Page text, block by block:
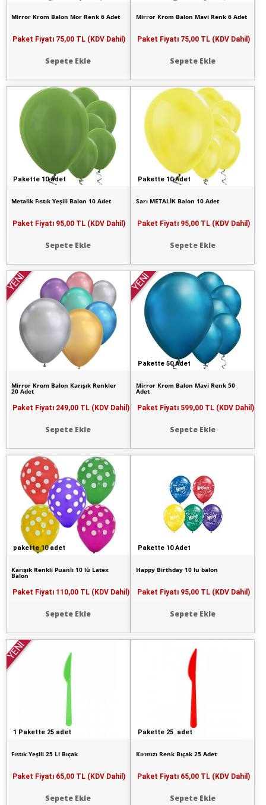
Mirror Krom Balon Mor Renk 6 Adet
Paket Fiyatı 75,00 TL (KDV Dahil)
Sepete Ekle
Mirror Krom Balon Mavi Renk 6 Adet
Paket Fiyatı 75,00 TL (KDV Dahil)
Sepete Ekle
Pakette 10 adet
Metalik Fıstık Yeşili Balon 10 Adet
Paket Fiyatı 95,00 TL (KDV Dahil)
Sepete Ekle
Pakette 10 Adet
Sarı METALİK Balon 10 Adet
Paket Fiyatı 95,00 TL (KDV Dahil)
Sepete Ekle
YENİ
Mirror Krom Balon Karışık Renkler
20 Adet
Paket Fiyatı 249,00 TL (KDV Dahil)
Sepete Ekle
Pakette 50 Adet
YENİ
Mirror Krom Balon Mavi Renk 50
Adet
Paket Fiyatı 599,00 TL (KDV Dahil)
Sepete Ekle
pakette 10 adet
Karışık Renkli Puanlı 10 lü Latex
Balon
Paket Fiyatı 110,00 TL (KDV Dahil)
Sepete Ekle
Pakette 10 Adet
Happy Birthday 10 lu balon
Paket Fiyatı 95,00 TL (KDV Dahil)
Sepete Ekle
1 Pakette 25 adet
YENİ
Fıstık Yeşili 25 Li Bıçak
Paket Fiyatı 65,00 TL (KDV Dahil)
Sepete Ekle
Pakette 25 adet
Kırmızı Renk Bıçak 25 Adet
Paket Fiyatı 65,00 TL (KDV Dahil)
Sepete Ekle